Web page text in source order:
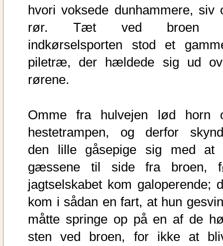
hvori voksede dunhammere, siv
rør. Tæt ved broen
indkørselsporten stod et
piletræ, der hældede sig ud
rørene.
Omme fra hulvejen lød horn
hestetrampen, og derfor
den lille gåsepige sig med at
gæssene til side fra broen,
jagtselskabet kom galoperende;
kom i sådan en fart, at hun
måtte springe op på en af de
sten ved broen, for ikke at